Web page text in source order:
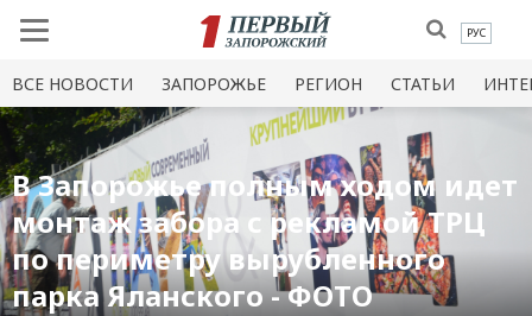
РУС
ВСЕ НОВОСТИ ЗАПОРОЖЬЕ РЕГИОН СТАТЬИ
В Запорожье полным ходом идет
монтаж забора с рекламой ТРЦ
по периметру вырубленного
парка Яланского - ФОТО